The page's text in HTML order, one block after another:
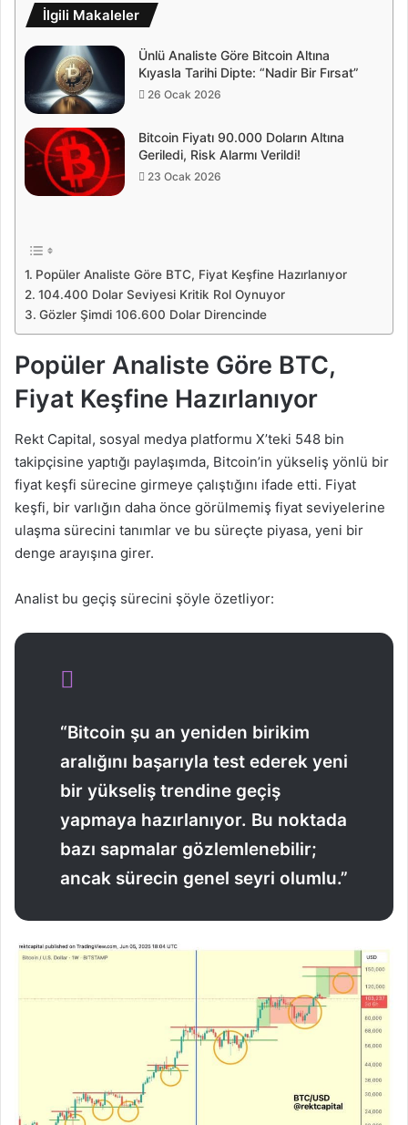
İlgili Makaleler
Ünlü Analiste Göre Bitcoin Altına
Kıyasla Tarihi Dipte: “Nadir Bir Fırsat”
26 Ocak 2026
Bitcoin Fiyatı 90.000 Doların Altına
Geriledi, Risk Alarmı Verildi!
23 Ocak 2026
Popüler Analiste Göre BTC, Fiyat Keşfine Hazırlanıyor
104.400 Dolar Seviyesi Kritik Rol Oynuyor
Gözler Şimdi 106.600 Dolar Direncinde
Popüler Analiste Göre BTC,
Fiyat Keşfine Hazırlanıyor
Rekt Capital, sosyal medya platformu X’teki 548 bin
takipçisine yaptığı paylaşımda, Bitcoin’in yükseliş yönlü bir
fiyat keşfi sürecine girmeye çalıştığını ifade etti. Fiyat
keşfi, bir varlığın daha önce görülmemiş fiyat seviyelerine
ulaşma sürecini tanımlar ve bu süreçte piyasa, yeni bir
denge arayışına girer.
Analist bu geçiş sürecini şöyle özetliyor:
“Bitcoin şu an yeniden birikim
aralığını başarıyla test ederek yeni
bir yükseliş trendine geçiş
yapmaya hazırlanıyor. Bu noktada
bazı sapmalar gözlemlenebilir;
ancak sürecin genel seyri olumlu.”